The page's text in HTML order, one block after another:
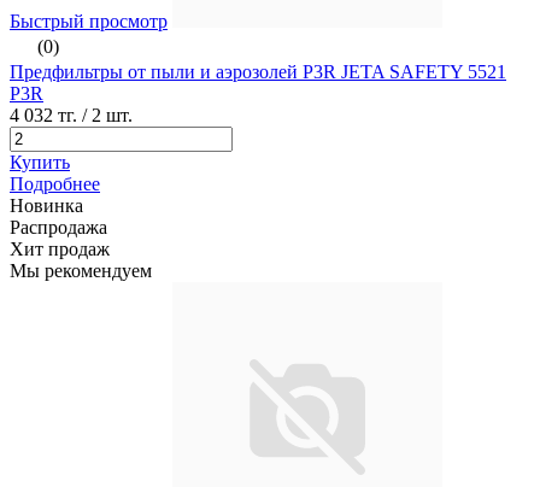
Быстрый просмотр
(0)
Предфильтры от пыли и аэрозолей P3R JETA SAFETY 5521
P3R
4 032 тг. / 2 шт.
Купить
Подробнее
Новинка
Распродажа
Хит продаж
Мы рекомендуем